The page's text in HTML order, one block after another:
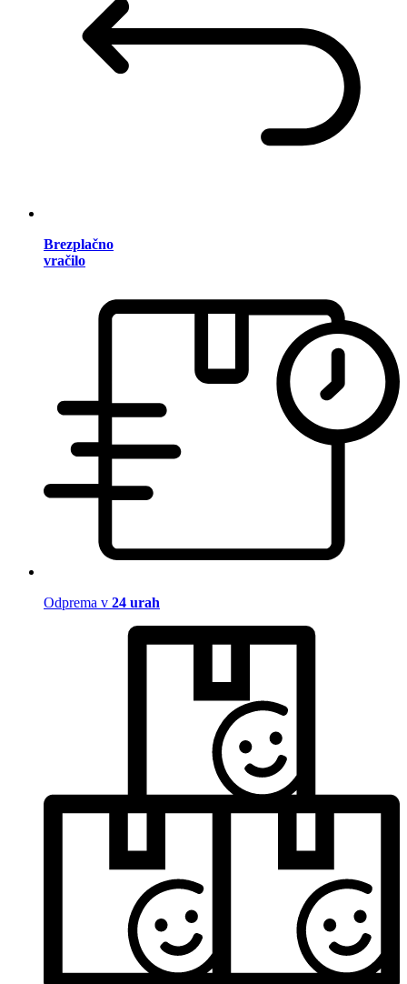
Brezplačno
vračilo
Odprema v 24 urah